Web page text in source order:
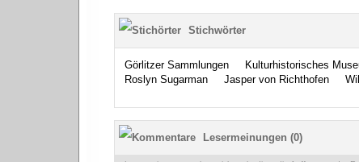
Stichwörter
Görlitzer Sammlungen Kulturhistorisches
Roslyn Sugarman
Jasper von Richthofen
Lesermeinungen (0)